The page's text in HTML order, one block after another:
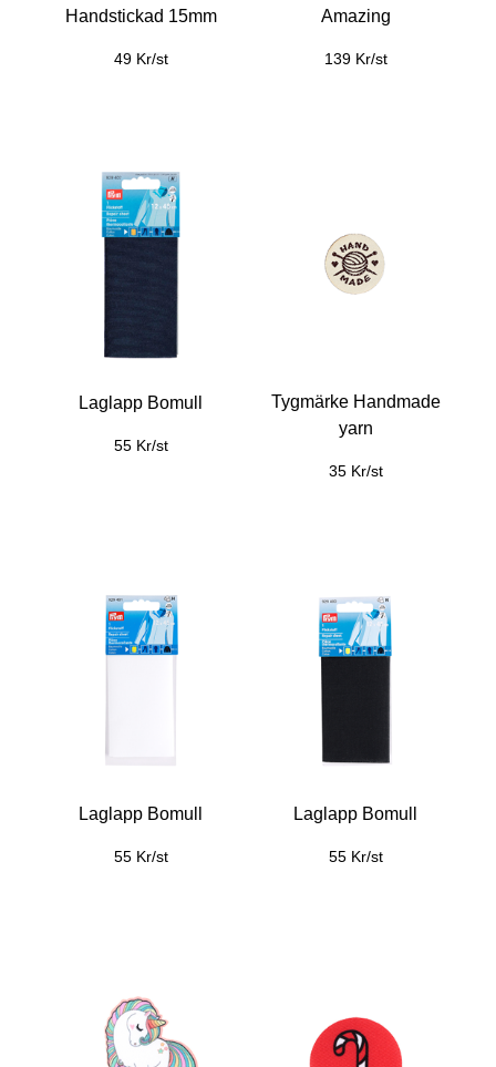
Handstickad 15mm
49 Kr/st
Amazing
139 Kr/st
Laglapp Bomull
55 Kr/st
Tygmärke Handmade
yarn
35 Kr/st
Laglapp Bomull
55 Kr/st
Laglapp Bomull
55 Kr/st